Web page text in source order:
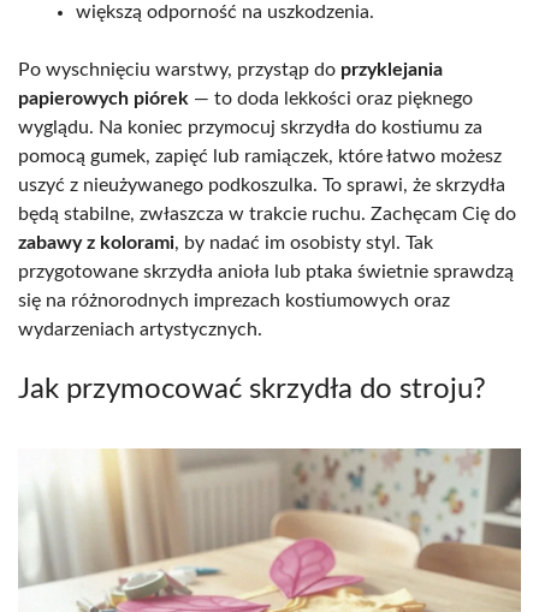
większą odporność na uszkodzenia.
Po wyschnięciu warstwy, przystąp do przyklejania
papierowych piórek — to doda lekkości oraz pięknego
wyglądu. Na koniec przymocuj skrzydła do kostiumu za
pomocą gumek, zapięć lub ramiączek, które łatwo możesz
uszyć z nieużywanego podkoszulka. To sprawi, że skrzydła
będą stabilne, zwłaszcza w trakcie ruchu. Zachęcam Cię do
zabawy z kolorami, by nadać im osobisty styl. Tak
przygotowane skrzydła anioła lub ptaka świetnie sprawdzą
się na różnorodnych imprezach kostiumowych oraz
wydarzeniach artystycznych.
Jak przymocować skrzydła do stroju?